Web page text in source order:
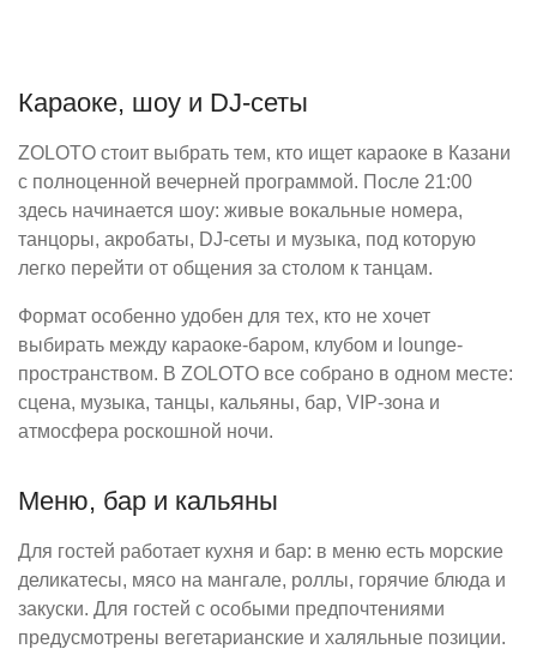
Караоке, шоу и DJ-сеты
ZOLOTO стоит выбрать тем, кто ищет караоке в Казани
с полноценной вечерней программой. После 21:00
здесь начинается шоу: живые вокальные номера,
танцоры, акробаты, DJ-сеты и музыка, под которую
легко перейти от общения за столом к танцам.
Формат особенно удобен для тех, кто не хочет
выбирать между караоке-баром, клубом и lounge-
пространством. В ZOLOTO все собрано в одном месте:
сцена, музыка, танцы, кальяны, бар, VIP-зона и
атмосфера роскошной ночи.
Меню, бар и кальяны
Для гостей работает кухня и бар: в меню есть морские
деликатесы, мясо на мангале, роллы, горячие блюда и
закуски. Для гостей с особыми предпочтениями
предусмотрены вегетарианские и халяльные позиции.